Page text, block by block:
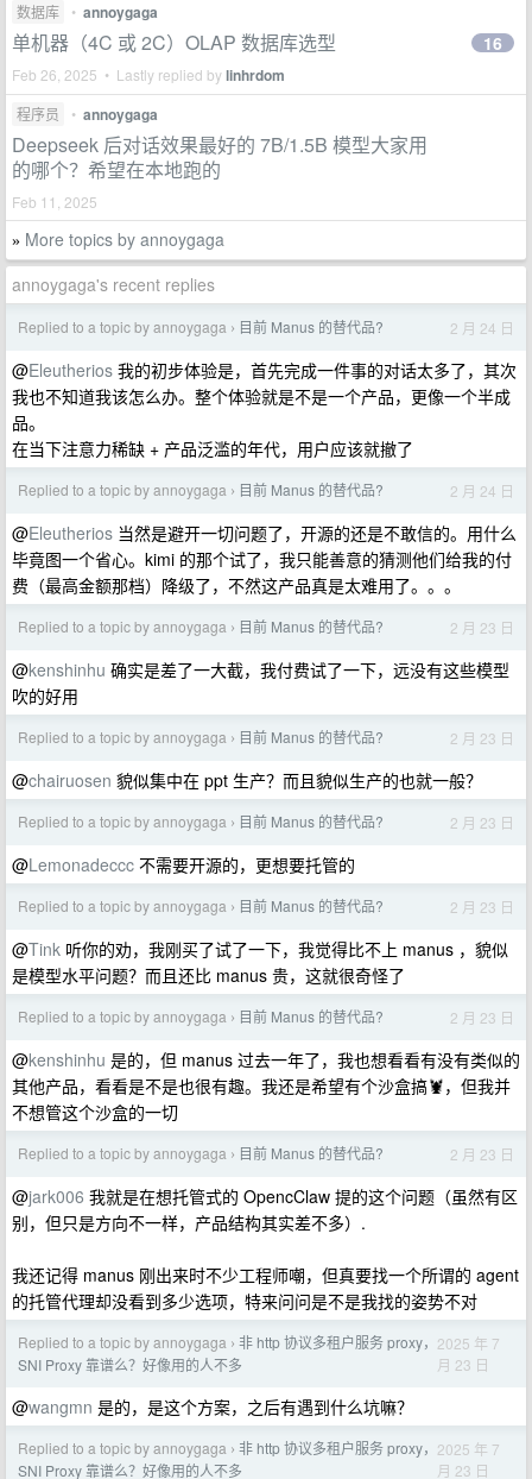
数据库 • annoygaga
单机器（4C 或 2C）OLAP 数据库选型
Feb 26, 2025 • Lastly replied bylinhrdom
16
程序员 • annoygaga
Deepseek 后对话效果最好的 7B/1.5B 模型大家用
的哪个？希望在本地跑的
Feb 11, 2025
» More topics by annoygaga
annoygaga's recent replies
Replied to a topic by annoygaga › 目前 Manus 的替代品? 2 月 24 日
@Eleutherios 我的初步体验是，首先完成一件事的对话太多了，其次
我也不知道我该怎么办。整个体验就是不是一个产品，更像一个半成
品。
在当下注意力稀缺 + 产品泛滥的年代，用户应该就撤了
Replied to a topic by annoygaga › 目前 Manus 的替代品? 2 月 24 日
@Eleutherios 当然是避开一切问题了，开源的还是不敢信的。用什么
毕竟图一个省心。kimi 的那个试了，我只能善意的猜测他们给我的付
费（最高金额那档）降级了，不然这产品真是太难用了。。。
Replied to a topic by annoygaga › 目前 Manus 的替代品? 2 月 23 日
@kenshinhu 确实是差了一大截，我付费试了一下，远没有这些模型
吹的好用
Replied to a topic by annoygaga › 目前 Manus 的替代品? 2 月 23 日
@chairuosen 貌似集中在 ppt 生产？而且貌似生产的也就一般？
Replied to a topic by annoygaga › 目前 Manus 的替代品? 2 月 23 日
@Lemonadeccc 不需要开源的，更想要托管的
Replied to a topic by annoygaga › 目前 Manus 的替代品? 2 月 23 日
@Tink 听你的劝，我刚买了试了一下，我觉得比不上 manus ，貌似
是模型水平问题？而且还比 manus 贵，这就很奇怪了
Replied to a topic by annoygaga › 目前 Manus 的替代品? 2 月 23 日
@kenshinhu 是的，但 manus 过去一年了，我也想看看有没有类似的
其他产品，看看是不是也很有趣。我还是希望有个沙盒搞🦞，但我并
不想管这个沙盒的一切
Replied to a topic by annoygaga › 目前 Manus 的替代品? 2 月 23 日
@jark006 我就是在想托管式的 OpencClaw 提的这个问题（虽然有区
别，但只是方向不一样，产品结构其实差不多）.
我还记得 manus 刚出来时不少工程师嘲，但真要找一个所谓的 agent
的托管代理却没看到多少选项，特来问问是不是我找的姿势不对
Replied to a topic by annoygaga › 非 http 协议多租户服务 proxy，
SNI Proxy 靠谱么？好像用的人不多
2025 年 7
月 23 日
@wangmn 是的，是这个方案，之后有遇到什么坑嘛？
Replied to a topic by annoygaga › 非 http 协议多租户服务 proxy，
SNI Proxy 靠谱么？好像用的人不多
2025 年 7
月 23 日